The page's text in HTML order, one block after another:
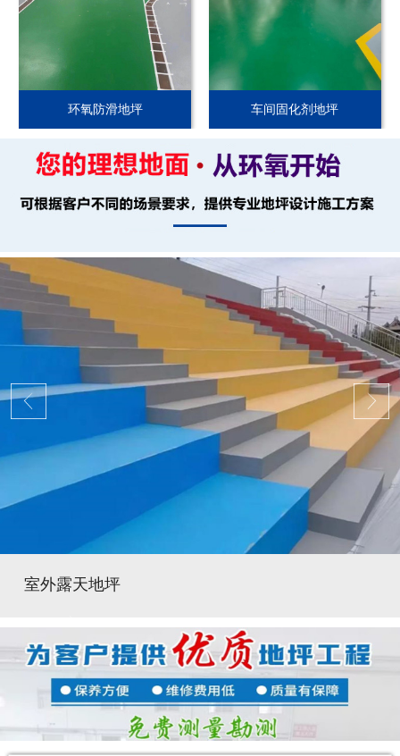
环氧防滑地坪 车间固化剂地坪
室外露天地坪